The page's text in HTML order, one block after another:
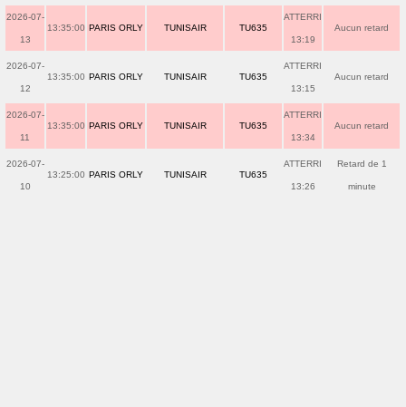
2026-07-
13
13:35:00 PARIS ORLY TUNISAIR TU635
ATTERRI
13:19
Aucun retard
2026-07-
12
13:35:00 PARIS ORLY TUNISAIR TU635
ATTERRI
13:15
Aucun retard
2026-07-
11
13:35:00 PARIS ORLY TUNISAIR TU635
ATTERRI
13:34
Aucun retard
2026-07-
10
13:25:00 PARIS ORLY TUNISAIR TU635
ATTERRI
13:26
Retard de 1
minute